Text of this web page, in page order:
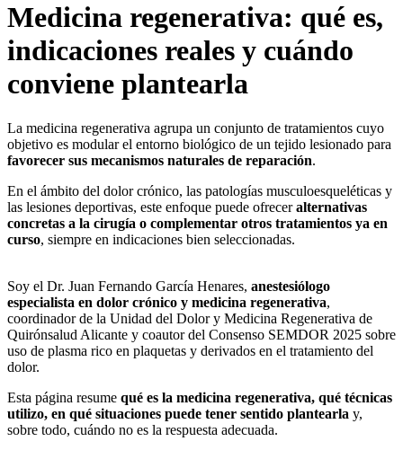
Medicina regenerativa: qué es,
indicaciones reales y cuándo
conviene plantearla
La medicina regenerativa agrupa un conjunto de tratamientos cuyo
objetivo es modular el entorno biológico de un tejido lesionado para
favorecer sus mecanismos naturales de reparación.
En el ámbito del dolor crónico, las patologías musculoesqueléticas y
las lesiones deportivas, este enfoque puede ofreceralternativas
concretas a la cirugía o complementar otros tratamientos ya en
curso, siempre en indicaciones bien seleccionadas.
Soy el Dr. Juan Fernando García Henares, anestesiólogo
especialista en dolor crónico y medicina regenerativa,
coordinador de la Unidad del Dolor y Medicina Regenerativa de
Quirónsalud Alicante y coautor del Consenso SEMDOR 2025 sobre
uso de plasma rico en plaquetas y derivados en el tratamiento del
dolor.
Esta página resume qué es la medicina regenerativa, qué técnicas
utilizo, en qué situaciones puede tener sentido plantearla y,
sobre todo, cuándo no es la respuesta adecuada.